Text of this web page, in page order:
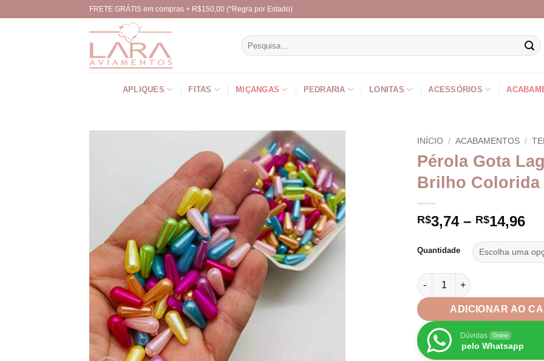
FRETE GRÁTIS em compras + R$150,00 (*Regra por Estado)
Pesquisar
por:
APLIQUES FITAS MIÇANGAS PEDRARIA LONITAS ACESSÓRIOS
INÍCIO / ACABAMENTOS /
Pérola Gota
Brilho Colorida
R$3,74 – R$14,96
Quantidade
Pérola Gota Lagrima Brilho
ADICIONAR AO
Dúvidas Online
pelo Whatsapp